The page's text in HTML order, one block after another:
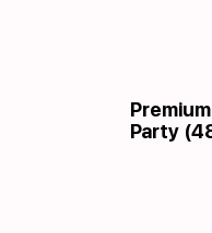
Party